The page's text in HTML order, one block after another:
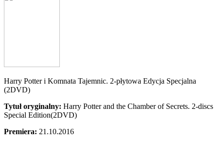
Harry Potter i Komnata Tajemnic. 2-płytowa Edycja Specjalna
(2DVD)
Tytuł oryginalny: Harry Potter and the Chamber of Secrets. 2-discs
Special Edition(2DVD)
Premiera: 21.10.2016